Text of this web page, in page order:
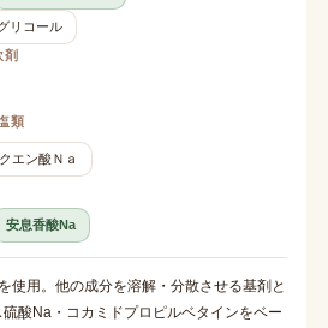
リコール
類
クエン酸Ｎａ
安息香酸Na
使用。他の成分を溶解・分散させる基剤と
酸Na・コカミドプロピルベタインをベー